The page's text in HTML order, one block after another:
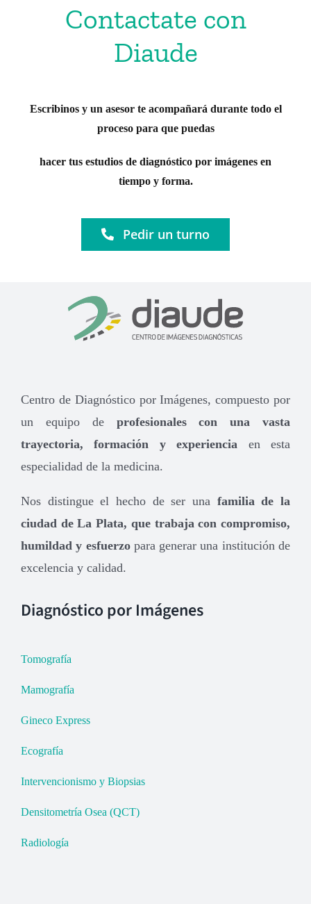
Contactate con
Diaude
Escribinos y un asesor te acompañará durante todo el
proceso para que puedas
hacer tus estudios de diagnóstico por imágenes en
tiempo y forma.
Pedir un turno
Centro de Diagnóstico por Imágenes, compuesto por
un equipo de profesionales con una vasta
trayectoria, formación y experiencia en esta
especialidad de la medicina.
Nos distingue el hecho de ser una familia de la
ciudad de La Plata, que trabaja con compromiso,
humildad y esfuerzopara generar una institución de
excelencia y calidad.
Diagnóstico por Imágenes
Tomografía
Mamografía
Gineco Express
Ecografía
Intervencionismo y Biopsias
Densitometría Osea (QCT)
Radiología